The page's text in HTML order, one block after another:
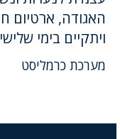
ויתקיים בימי
מערכת כרמליסט